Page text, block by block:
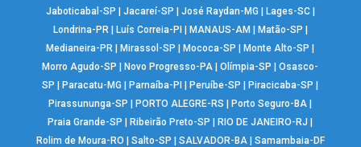
Jaboticabal-SP | Jacareí-SP | José Raydan-MG | Lages-SC|
Londrina-PR | Luís Correia-PI | MANAUS-AM | Matão-SP |
Medianeira-PR |Mirassol-SP |Mococa-SP |Monte Alto-SP |
Morro Agudo-SP |Novo Progresso-PA |Olímpia-SP |Osasco-
SP |Paracatu-MG |Parnaíba-PI |Peruíbe-SP |Piracicaba-SP |
Pirassununga-SP |PORTO ALEGRE-RS |Porto Seguro-BA |
Praia Grande-SP |Ribeirão Preto-SP |RIO DE JANEIRO-RJ |
Rolim de Moura-RO | Salto-SP | SALVADOR-BA| Samambaia-DF